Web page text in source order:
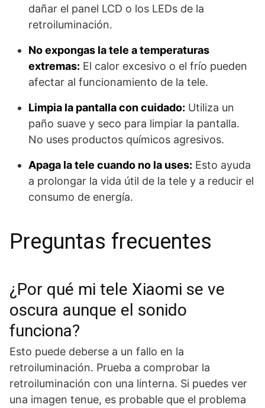
dañar el panel LCD o los LEDs de la
retroiluminación.
No expongas la tele a temperaturas
extremas: El calor excesivo o el frío pueden
afectar al funcionamiento de la tele.
Limpia la pantalla con cuidado: Utiliza un
paño suave y seco para limpiar la pantalla.
No uses productos químicos agresivos.
Apaga la tele cuando no la uses: Esto ayuda
a prolongar la vida útil de la tele y a reducir el
consumo de energía.
Preguntas frecuentes
¿Por qué mi tele Xiaomi se ve
oscura aunque el sonido
funciona?
Esto puede deberse a un fallo en la
retroiluminación. Prueba a comprobar la
retroiluminación con una linterna. Si puedes ver
una imagen tenue, es probable que el problema